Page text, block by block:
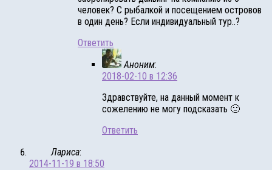
человек? С рыбалкой и посещением островов
в один день? Если индивидуальный тур..?
Ответить
Аноним:
2018-02-10 в 12:36
Здравствуйте, на данный момент к
сожелению не могу подсказать 🙁
Ответить
Лариса:
2014-11-19 в 18:50